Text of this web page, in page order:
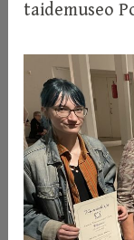
taidemuseo